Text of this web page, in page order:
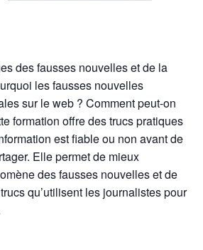
des fausses nouvelles et de la
les fausses nouvelles
sur le web ? Comment peut-on
formation offre des trucs pratiques
est fiable ou non avant de
Elle permet de mieux
des fausses nouvelles et de
qu’utilisent les journalistes pour